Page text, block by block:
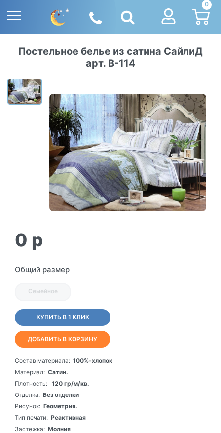
0
Постельное белье из сатина СайлиД
арт. В-114
0 p
Общий размер
Семейное
КУПИТЬ В 1 КЛИК
ДОБАВИТЬ В КОРЗИНУ
Состав материала: 100%-хлопок
Материал: Сатин.
Плотность: 120 гр/м/кв.
Отделка: Без отделки
Рисунок: Геометрия.
Тип печати: Реактивная
Застежка: Молния